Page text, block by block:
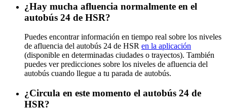
¿Hay mucha afluencia normalmente en el
autobús 24 de HSR?
Puedes encontrar información en tiempo real sobre los niveles
de afluencia del autobús 24 de HSR en la aplicación
(disponible en determinadas ciudades o trayectos). También
puedes ver predicciones sobre los niveles de afluencia del
autobús cuando llegue a tu parada de autobús.
¿Circula en este momento el autobús 24 de
HSR?